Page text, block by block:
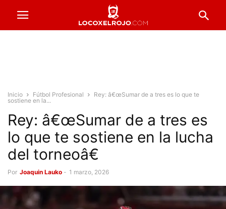
Inicio Fútbol Profesional
Rey: â€œSumar de a tres es lo que te
sostiene en la...
Rey: â€œSumar de a tres es
lo que te sostiene en la lucha
del torneoâ€
Por Joaquin Lauko - 1 marzo, 2026